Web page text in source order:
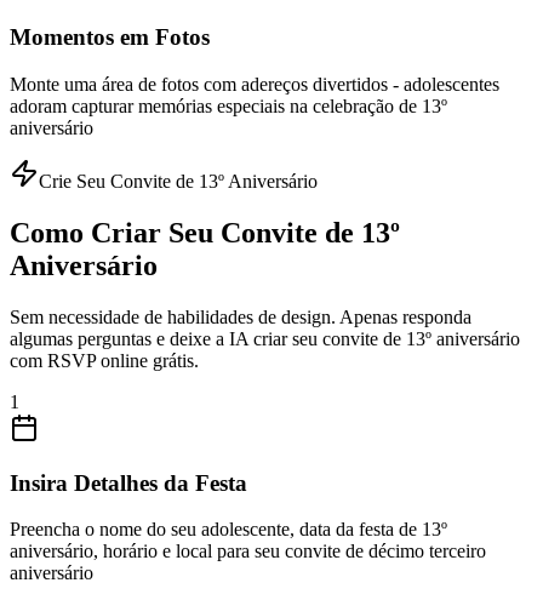
Momentos em Fotos
Monte uma área de fotos com adereços divertidos - adolescentes
adoram capturar memórias especiais na celebração de 13º
aniversário
Crie Seu Convite de 13º Aniversário
Como Criar Seu Convite de 13º
Aniversário
Sem necessidade de habilidades de design. Apenas responda
algumas perguntas e deixe a IA criar seu convite de 13º aniversário
com RSVP online grátis.
1
Insira Detalhes da Festa
Preencha o nome do seu adolescente, data da festa de 13º
aniversário, horário e local para seu convite de décimo terceiro
aniversário